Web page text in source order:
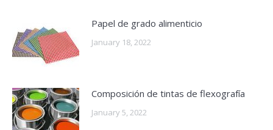
Papel de grado alimenticio
January 18, 2022
Composición de tintas de flexografía
January 5, 2022